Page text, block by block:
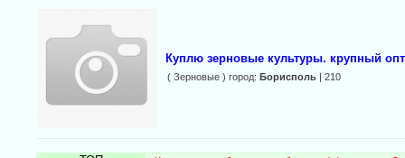
Куплю зерновые культуры. крупный
( Зерновые ) город: Борисполь| 210